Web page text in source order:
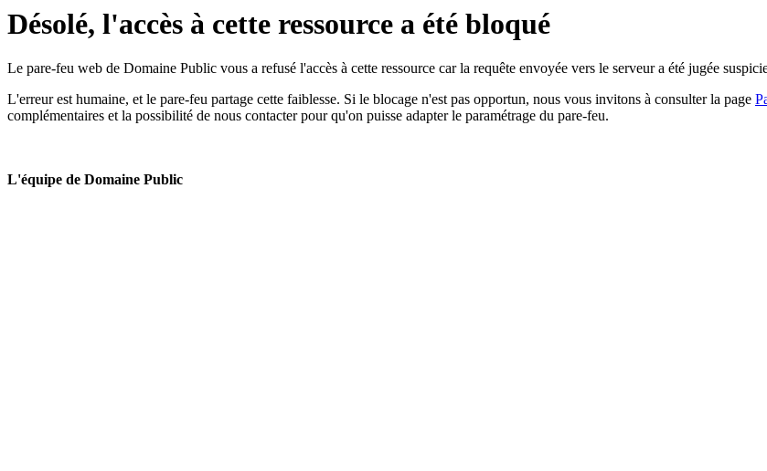
Désolé, l'accès à cette ressource a été bloqué
Le pare-feu web de Domaine Public vous a refusé l'accès à cette ressource car la requête envoyée vers le serveur a été jugée
L'erreur est humaine, et le pare-feu partage cette faiblesse. Si le blocage n'est pas opportun, nous vous invitons à consulter la page
complémentaires et la possibilité de nous contacter pour qu'on puisse adapter le paramétrage du pare-feu.
L'équipe de Domaine Public